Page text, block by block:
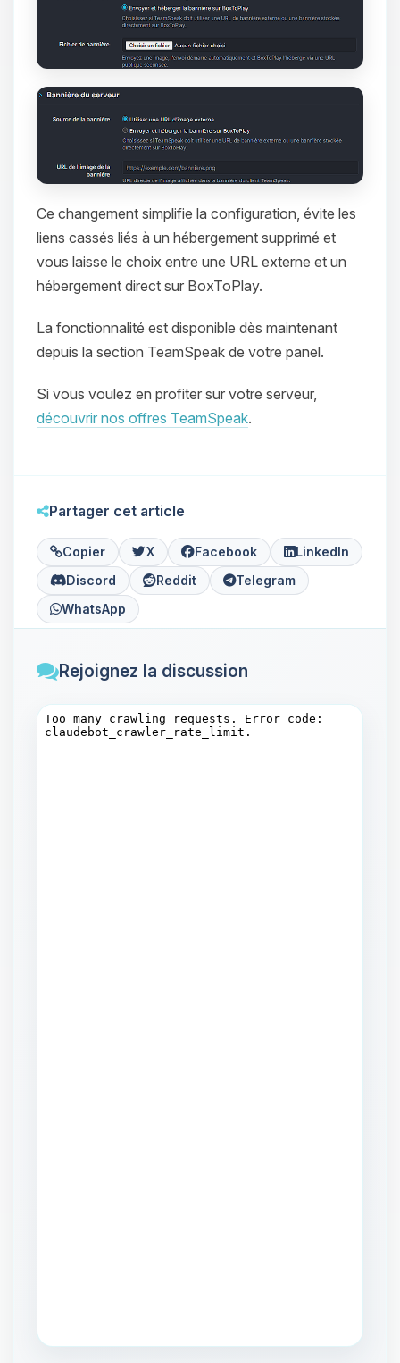
Ce changement simplifie la configuration, évite les
liens cassés liés à un hébergement supprimé et
vous laisse le choix entre une URL externe et un
hébergement direct sur BoxToPlay.
La fonctionnalité est disponible dès maintenant
depuis la section TeamSpeak de votre panel.
Si vous voulez en profiter sur votre serveur,
découvrir nos offres TeamSpeak.
Partager cet article
Copier X Facebook
LinkedIn
Discord
Reddit
Telegram
WhatsApp
Rejoignez la discussion
Youpi, enfin quelqu’un pour me
parler ! Moi c’est Choupy, ton petit
tu as besoin et je vais remuer mes
petits circuits pour t’aider.